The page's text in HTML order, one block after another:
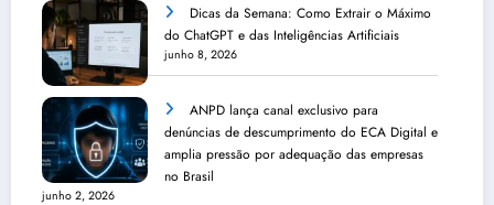
Dicas da Semana: Como Extrair o Máximo
do ChatGPT e das Inteligências Artificiais
junho 8, 2026
ANPD lança canal exclusivo para
denúncias de descumprimento do ECA Digital e
amplia pressão por adequação das empresas
no Brasil
junho 2, 2026